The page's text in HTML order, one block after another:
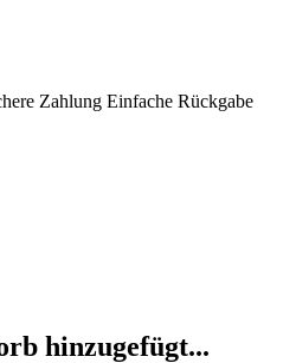
Zahlung Einfache Rückgabe
hinzugefügt...